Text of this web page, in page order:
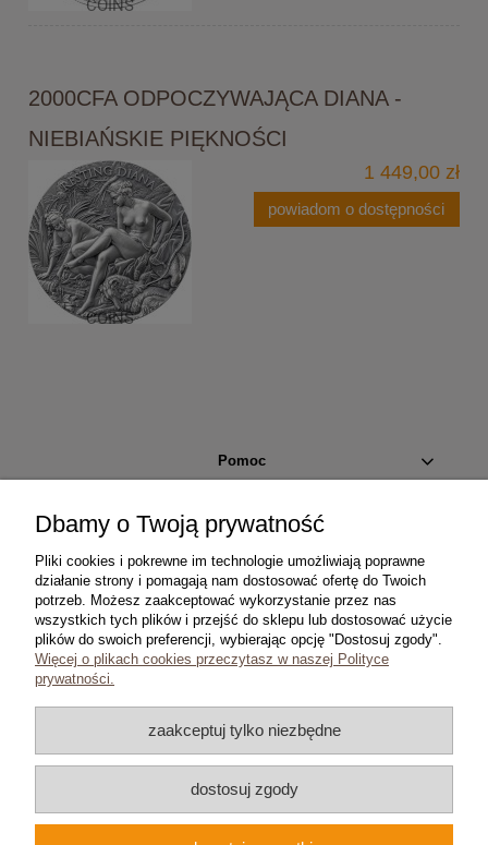
2000CFA ODPOCZYWAJĄCA DIANA -
NIEBIAŃSKIE PIĘKNOŚCI
1 449,00 zł
powiadom o dostępności
Pomoc
Moje konto
Płatności i dostawa
Informacje
Copyright © 2024 coins.com.pl
Dbamy o Twoją prywatność
Pliki cookies i pokrewne im technologie umożliwiają poprawne
działanie strony i pomagają nam dostosować ofertę do Twoich
potrzeb. Możesz zaakceptować wykorzystanie przez nas
wszystkich tych plików i przejść do sklepu lub dostosować użycie
plików do swoich preferencji, wybierając opcję "Dostosuj zgody".
Więcej o plikach cookies przeczytasz w naszej Polityce
prywatności.
zaakceptuj tylko niezbędne
dostosuj zgody